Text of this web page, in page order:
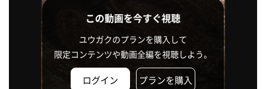
この動画を今すぐ視聴
ユウガクのプランを購入して
限定コンテンツや動画全編を視聴しよう。
ログイン プランを購入